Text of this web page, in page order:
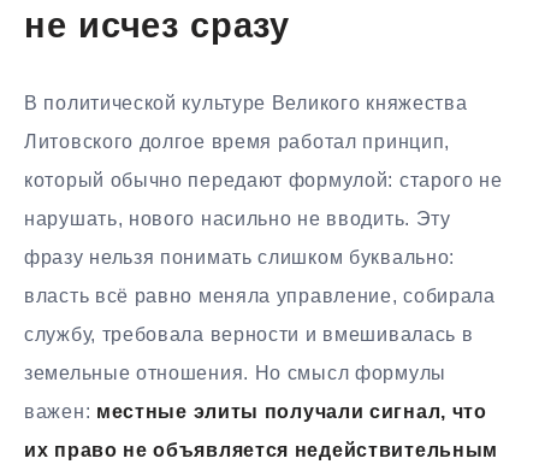
не исчез сразу
В политической культуре Великого княжества
Литовского долгое время работал принцип,
который обычно передают формулой: старого не
нарушать, нового насильно не вводить. Эту
фразу нельзя понимать слишком буквально:
власть всё равно меняла управление, собирала
службу, требовала верности и вмешивалась в
земельные отношения. Но смысл формулы
важен: местные элиты получали сигнал, что
их право не объявляется недействительным